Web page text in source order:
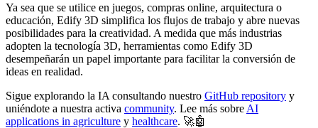
Ya sea que se utilice en juegos, compras online, arquitectura o
educación, Edify 3D simplifica los flujos de trabajo y abre nuevas
posibilidades para la creatividad. A medida que más industrias
adopten la tecnología 3D, herramientas como Edify 3D
desempeñarán un papel importante para facilitar la conversión de
ideas en realidad.
Sigue explorando la IA consultando nuestro GitHub repository y
uniéndote a nuestra activa community. Lee más sobre AI
applications in agriculture y healthcare. 🚀🤖